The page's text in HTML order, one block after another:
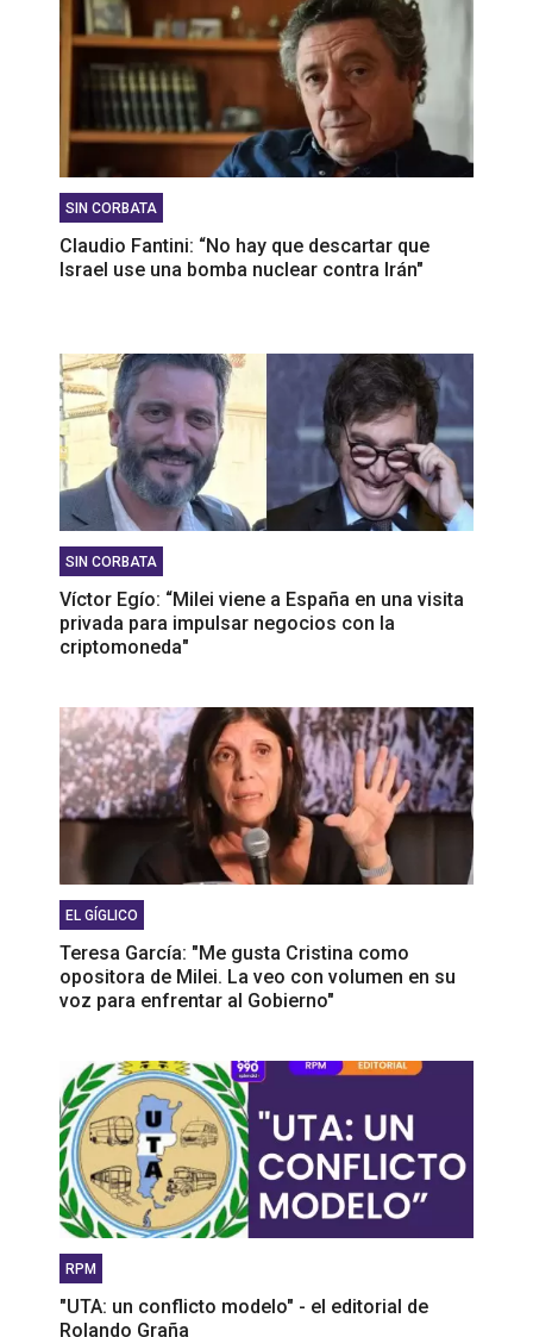
SIN CORBATA
Claudio Fantini: “No hay que descartar que
Israel use una bomba nuclear contra Irán"
SIN CORBATA
Víctor Egío: “Milei viene a España en una visita
privada para impulsar negocios con la
criptomoneda"
EL GÍGLICO
Teresa García: "Me gusta Cristina como
opositora de Milei. La veo con volumen en su
voz para enfrentar al Gobierno"
RPM
"UTA: un conflicto modelo" - el editorial de
Rolando Graña